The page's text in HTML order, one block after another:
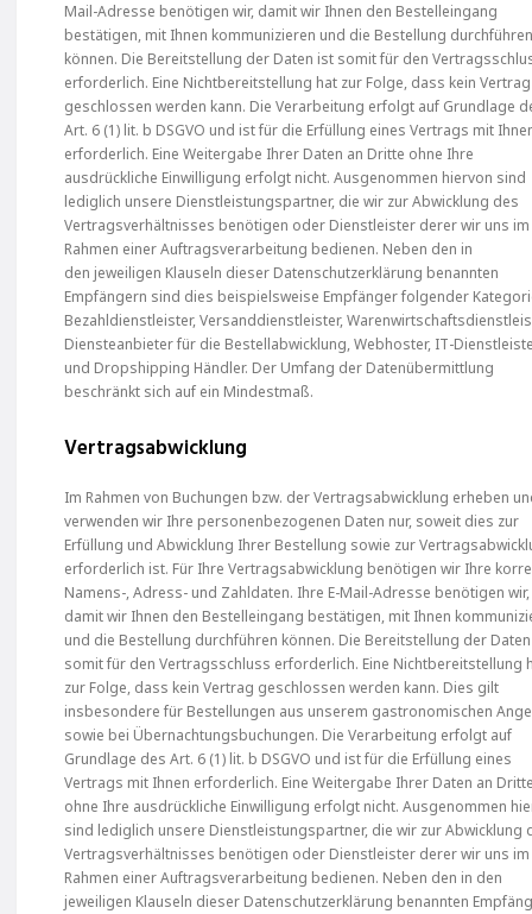
Mail-Adresse benötigen wir, damit wir Ihnen den Bestelleingang
bestätigen, mit Ihnen kommunizieren und die Bestellung
können. Die Bereitstellung der Daten ist somit für den
erforderlich. Eine Nichtbereitstellung hat zur Folge, dass kein Vertrag
geschlossen werden kann. Die Verarbeitung erfolgt auf Grundlage
Art. 6 (1) lit. b DSGVO und ist für die Erfüllung eines Vertrags mit
erforderlich. Eine Weitergabe Ihrer Daten an Dritte ohne Ihre
ausdrückliche Einwilligung erfolgt nicht. Ausgenommen hiervon sind
lediglich unsere Dienstleistungspartner, die wir zur Abwicklung des
Vertragsverhältnisses benötigen oder Dienstleister derer wir uns im
Rahmen einer Auftragsverarbeitung bedienen. Neben den in
den jeweiligen Klauseln dieser Datenschutzerklärung benannten
Empfängern sind dies beispielsweise Empfänger folgender
Bezahldienstleister, Versanddienstleister,
Diensteanbieter für die Bestellabwicklung, Webhoster, IT-
und Dropshipping Händler. Der Umfang der Datenübermittlung
beschränkt sich auf ein Mindestmaß.
Vertragsabwicklung
Im Rahmen von Buchungen bzw. der Vertragsabwicklung erheben
verwenden wir Ihre personenbezogenen Daten nur, soweit dies zur
Erfüllung und Abwicklung Ihrer Bestellung sowie zur
erforderlich ist. Für Ihre Vertragsabwicklung benötigen wir Ihre
Namens-, Adress- und Zahldaten. Ihre E-Mail-Adresse benötigen wir,
damit wir Ihnen den Bestelleingang bestätigen, mit Ihnen
und die Bestellung durchführen können. Die Bereitstellung der
somit für den Vertragsschluss erforderlich. Eine Nichtbereitstellung
zur Folge, dass kein Vertrag geschlossen werden kann. Dies gilt
insbesondere für Bestellungen aus unserem gastronomischen
sowie bei Übernachtungsbuchungen. Die Verarbeitung erfolgt auf
Grundlage des Art. 6 (1) lit. b DSGVO und ist für die Erfüllung eines
Vertrags mit Ihnen erforderlich. Eine Weitergabe Ihrer Daten an
ohne Ihre ausdrückliche Einwilligung erfolgt nicht. Ausgenommen
sind lediglich unsere Dienstleistungspartner, die wir zur Abwicklung
Vertragsverhältnisses benötigen oder Dienstleister derer wir uns im
Rahmen einer Auftragsverarbeitung bedienen. Neben den in den
jeweiligen Klauseln dieser Datenschutzerklärung benannten